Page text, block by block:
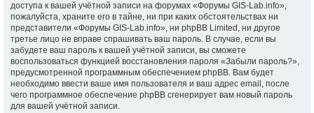
доступа к вашей учётной записи на форумах «Форумы GIS-Lab.info»,
пожалуйста, храните его в тайне, ни при каких обстоятельствах ни
представители «Форумы GIS-Lab.info», ни phpBB Limited, ни другое
третье лицо не вправе спрашивать ваш пароль. В случае, если вы
забудете ваш пароль к вашей учётной записи, вы сможете
воспользоваться функцией восстановления пароля «Забыли пароль?»,
предусмотренной программным обеспечением phpBB. Вам будет
необходимо ввести ваше имя пользователя и ваш адрес email, после
чего программное обеспечение phpBB сгенерирует вам новый пароль
для вашей учётной записи.